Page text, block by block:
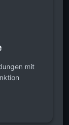
mit